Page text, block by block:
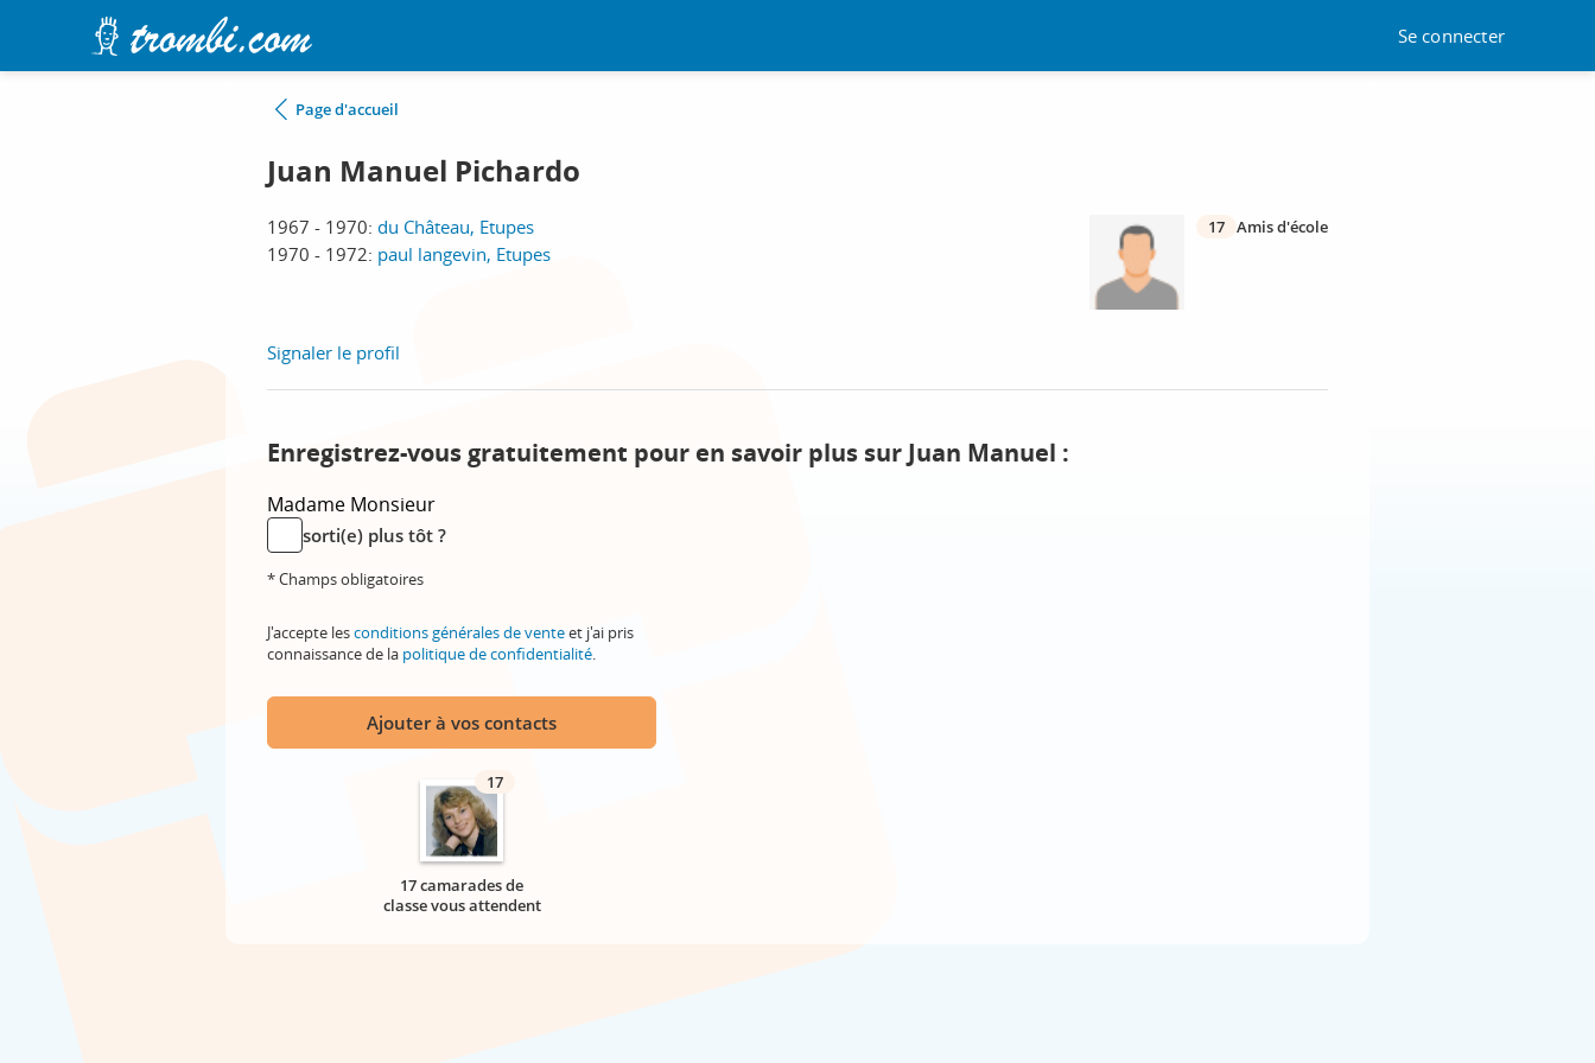
Se connecter
Page d'accueil
Juan Manuel Pichardo
1967 - 1970: du Château, Etupes
1970 - 1972: paul langevin, Etupes
17 Amis d'école
Signaler le profil
Enregistrez-vous gratuitement pour en savoir plus sur Juan Manuel :
Madame Monsieur
sorti(e) plus tôt ?
* Champs obligatoires
J'accepte lesconditions générales de venteet j'ai pris
connaissance de la politique de confidentialité.
Ajouter à vos contacts
17
17 camarades de
classe vous attendent